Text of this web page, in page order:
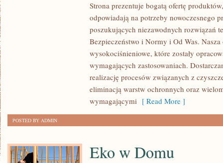
Strona prezentuje bogatą ofertę
odpowiadają na potrzeby nowoczesnego
poszukujących niezawodnych rozwiązań
Bezpieczeństwo i Normy i Od Was.
wysokociśnieniowe, które zostały
wymagających zastosowaniach.
realizację procesów związanych z
eliminacją warstw ochronnych oraz
wymagającymi [ Read More ]
POSTED BY ADMIN
Eko w Domu